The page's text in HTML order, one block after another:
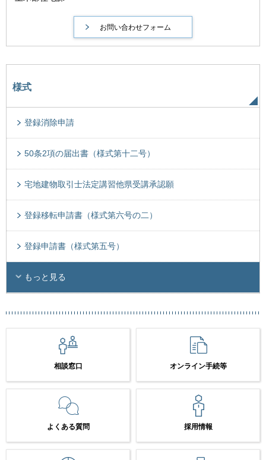
様式
登録消除申請
50条2項の届出書（様式第十二号）
宅地建物取引士法定講習他県受講承認願
登録移転申請書（様式第六号の二）
登録申請書（様式第五号）
もっと見る
相談窓口 オンライン手続等
よくある質問 採用情報